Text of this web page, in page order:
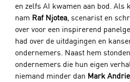
en zelfs AI kwamen aan bod. Als
nam Raf Njotea, scenarist en
over voor een inspirerend
had over de uitdagingen en
ondernemers. Naast hem
ondernemers die hun eigen
niemand minder dan Mark